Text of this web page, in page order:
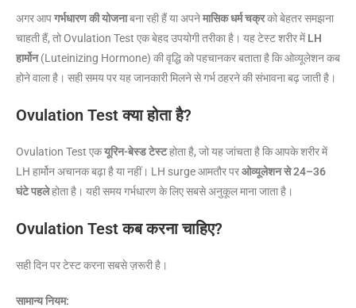
अगर आपगर्भधारण की योजनाबना रही हैं या अपनेमासिक धर्म चक्रको बेहतर समझना
चाहती हैं, तो Ovulation Test एक बेहद उपयोगी तरीका है। यह टेस्ट शरीर मेंLH
हार्मोन(Luteinizing Hormone) की वृद्धि को पहचानकर बताता है कि ओव्यूलेशन कब
होने वाला है। सही समय पर यह जानकारी मिलने से गर्भ ठहरने की संभावना बढ़ जाती है।
Ovulation Test क्या होता है?
Ovulation Test एकयूरिन-बेस्ड टेस्टहोता है, जो यह जांचता है कि आपके शरीर में
LH हार्मोन अचानक बढ़ा है या नहीं। LH surge आमतौर परओव्यूलेशन से 24–36
घंटे पहलेहोता है। यही समय गर्भधारण के लिए सबसे अनुकूल माना जाता है।
Ovulation Test कब करना चाहिए?
सही दिन पर टेस्ट करना सबसे ज़रूरी है।
सामान्य नियम: